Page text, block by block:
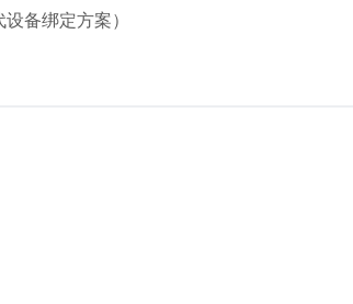
备绑定方案）